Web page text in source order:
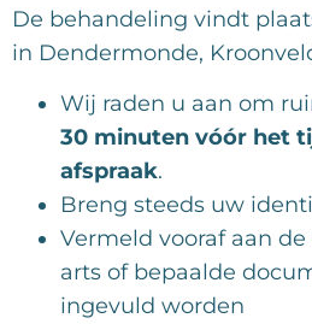
De behandeling vindt
in Dendermonde,
Wij raden u aan om
30 minuten vóór het
afspraak.
Breng steeds uw
Vermeld vooraf aan
arts of bepaalde
ingevuld worden